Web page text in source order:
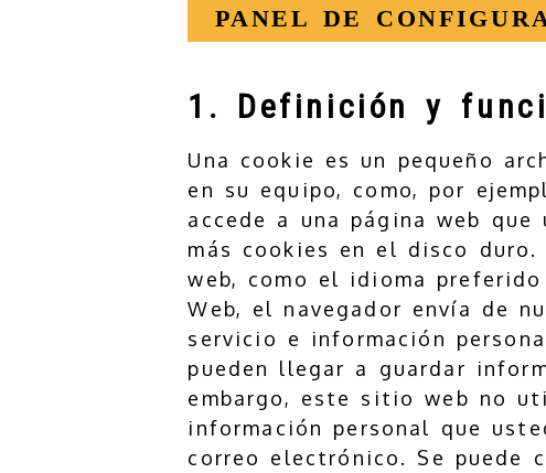
PANEL DE
1. Definición y
Una cookie es un pequeño
en su equipo, como, por
accede a una página web
más cookies en el disco
web, como el idioma
Web, el navegador envía de
servicio e información
pueden llegar a guardar
embargo, este sitio web no
información personal que
correo electrónico. Se puede